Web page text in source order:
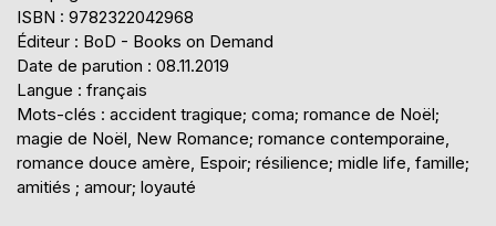
ISBN : 9782322042968
Éditeur : BoD - Books on Demand
Date de parution : 08.11.2019
Langue : français
Mots-clés : accident tragique; coma; romance de Noël;
magie de Noël, New Romance; romance contemporaine,
romance douce amère, Espoir; résilience; midle life, famille;
amitiés ; amour; loyauté